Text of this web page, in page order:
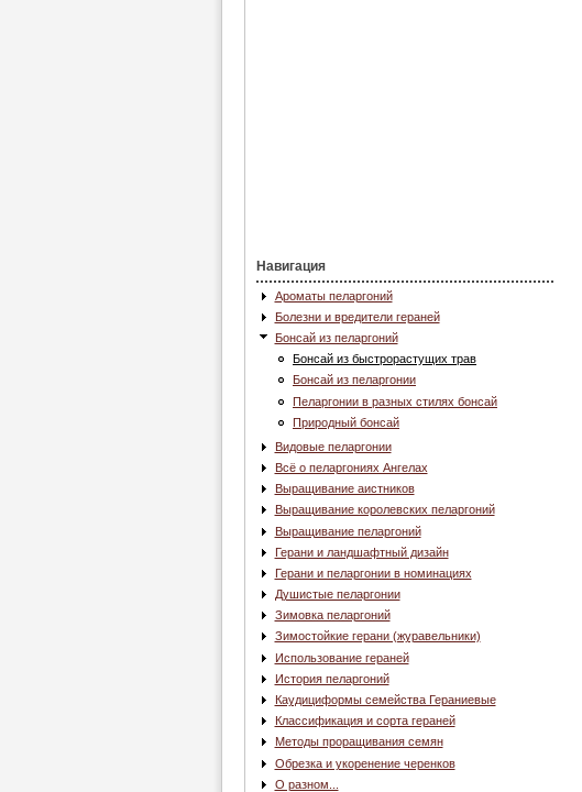
Навигация
Ароматы пеларгоний
Болезни и вредители гераней
Бонсай из пеларгоний
Бонсай из быстрорастущих трав
Бонсай из пеларгонии
Пеларгонии в разных стилях бонсай
Природный бонсай
Видовые пеларгонии
Всё о пеларгониях Ангелах
Выращивание аистников
Выращивание королевских пеларгоний
Выращивание пеларгоний
Герани и ландшафтный дизайн
Герани и пеларгонии в номинациях
Душистые пеларгонии
Зимовка пеларгоний
Зимостойкие герани (журавельники)
Использование гераней
История пеларгоний
Каудициформы семейства Гераниевые
Классификация и сорта гераней
Методы проращивания семян
Обрезка и укоренение черенков
О разном...